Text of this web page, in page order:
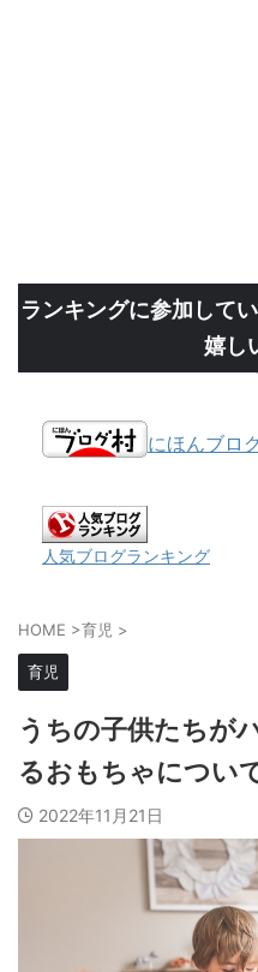
ランキングに参加して
嬉し
にほんブロ
人気ブログランキング
HOME >育児 >
育児
うちの子供たちが
るおもちゃについ
2022年11月21日